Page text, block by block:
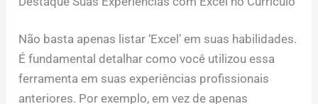
Não basta apenas listar ‘Excel’ em suas habilidades.
É fundamental detalhar como você utilizou essa
ferramenta em suas experiências profissionais
anteriores. Por exemplo, em vez de apenas